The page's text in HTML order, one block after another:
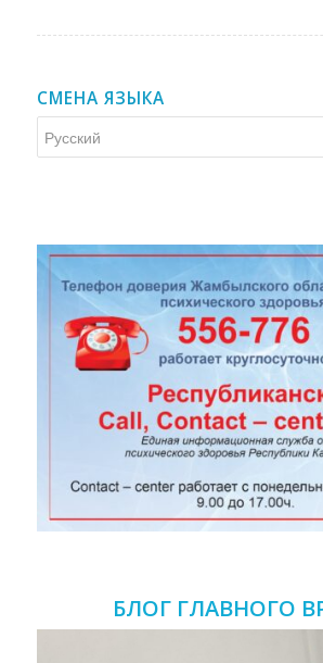
СМЕНА ЯЗЫКА
языка
БЛОГ ГЛАВНОГО